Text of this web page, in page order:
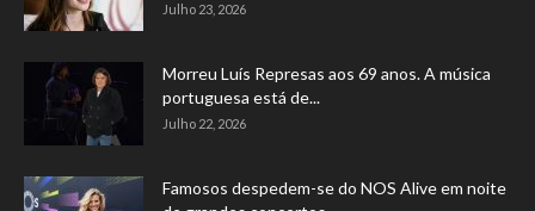
Julho 23, 2026
Morreu Luís Represas aos 69 anos. A música
portuguesa está de...
Julho 22, 2026
Famosos despedem-se do NOS Alive em noite